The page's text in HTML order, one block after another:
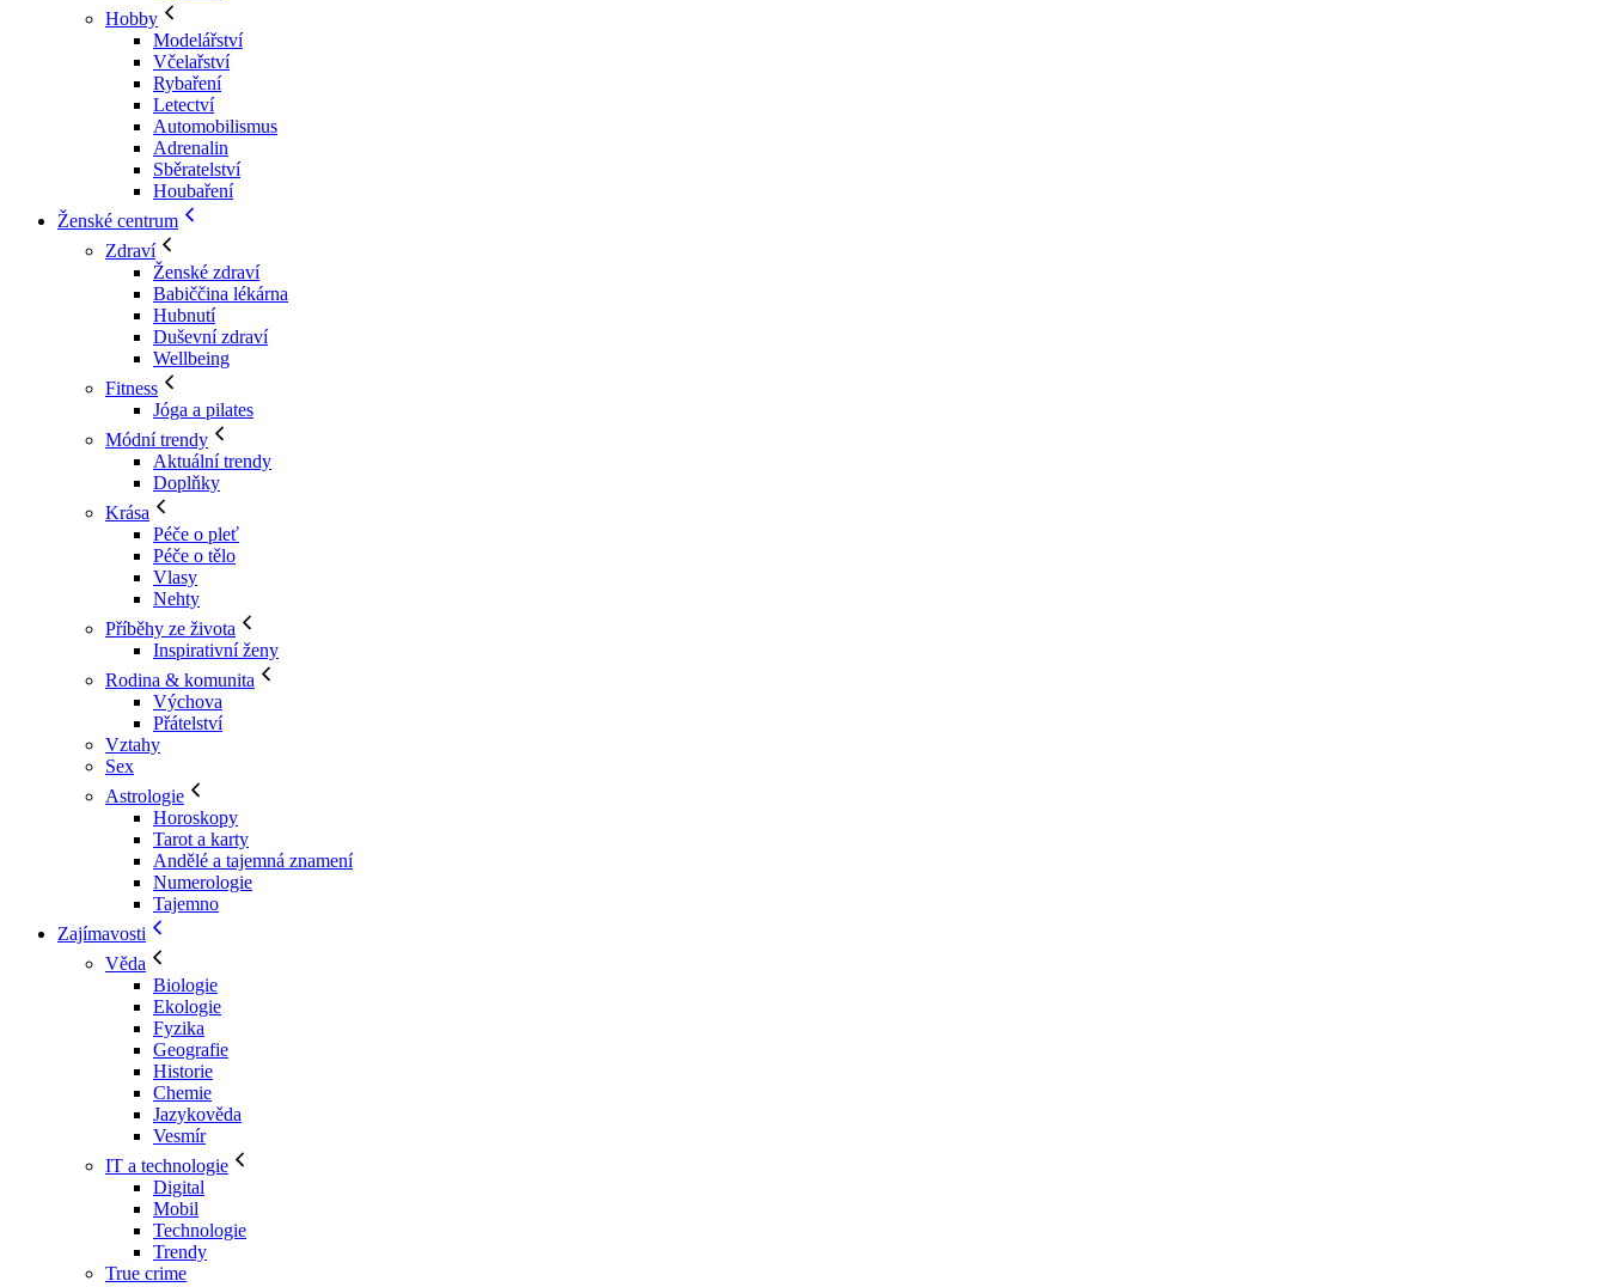
Hobby
Modelářství
Včelařství
Rybaření
Letectví
Automobilismus
Adrenalin
Sběratelství
Houbaření
Ženské centrum
Zdraví
Ženské zdraví
Babiččina lékárna
Hubnutí
Duševní zdraví
Wellbeing
Fitness
Jóga a pilates
Módní trendy
Aktuální trendy
Doplňky
Krása
Péče o pleť
Péče o tělo
Vlasy
Nehty
Příběhy ze života
Inspirativní ženy
Rodina & komunita
Výchova
Přátelství
Vztahy
Sex
Astrologie
Horoskopy
Tarot a karty
Andělé a tajemná znamení
Numerologie
Tajemno
Zajímavosti
Věda
Biologie
Ekologie
Fyzika
Geografie
Historie
Chemie
Jazykověda
Vesmír
IT a technologie
Digital
Mobil
Technologie
Trendy
True crime